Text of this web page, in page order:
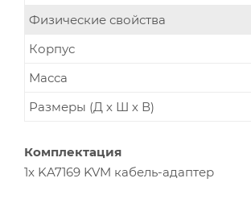
Физические свойства
Корпус
Масса
Размеры (Д х Ш х В)
Комплектация
1x KA7169 KVM кабель-адаптер